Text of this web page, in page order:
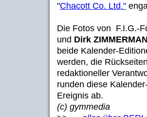
"Chacott Co. Ltd."
Die Fotos von F.I.G.-
und Dirk
beide Kalender-
werden, die
redaktioneller
runden diese
Ereignis ab.
(c) gymmedia